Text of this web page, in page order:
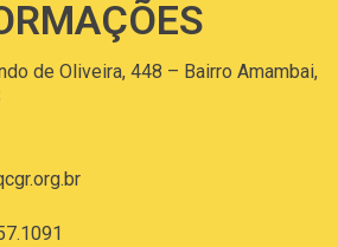
de Oliveira, 448 – Bairro Amambai,